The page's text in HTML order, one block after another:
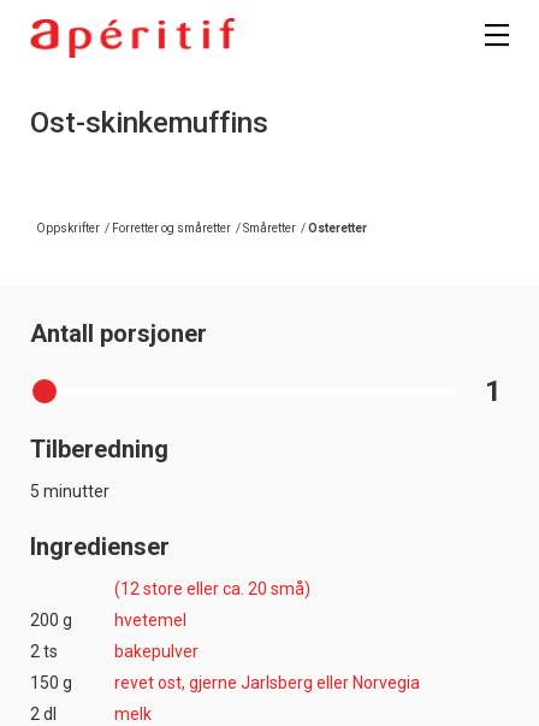
Ost-skinkemuffins
Oppskrifter / Forretter og småretter /Småretter /Osteretter
Antall porsjoner
1
Tilberedning
5 minutter
Ingredienser
(12 store eller ca. 20 små)
200 g
hvetemel
2 ts
bakepulver
150 g
revet ost, gjerne Jarlsberg eller Norvegia
2 dl
melk